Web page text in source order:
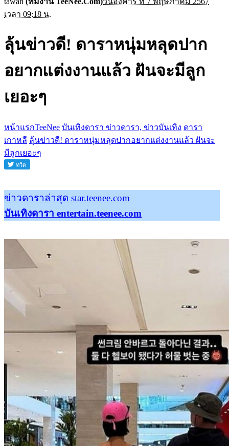
เวลา 09:18 น.
ลุ้นข่าวดี! ดาราหนุ่มหลุดปาก
อยากแต่งงานแล้ว ฝันจะมีลูก
เยอะๆ
หน้าแรกTeeNee บันเทิงดารา ข่าวดารา, ข่าวบันเทิง ดารา
เกาหลี ลุ้นข่าวดี! ดาราหนุ่มหลุดปากอยากแต่งงานแล้ว ฝันจะ
มีลูกเยอะๆ
ข่าวดาราล่าสุด star.teenee.com
บันเทิงดารา entertain.teenee.com